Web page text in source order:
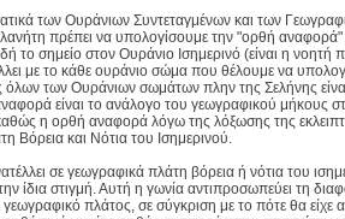
των Ουράνιων Συντεταγμένων και των
πρέπει να υπολογίσουμε την "ορθή
το σημείο στον Ουράνιο Ισημερινό (είναι η νοητή
με το κάθε ουράνιο σώμα που θέλουμε να
όλων των Ουράνιων σωμάτων πλην της Σελήνης
είναι το ανάλογο του γεωγραφικού μήκους
η ορθή αναφορά λόγω της λόξωσης της
Βόρεια και Νότια του Ισημερινού.
σε γεωγραφικά πλάτη βόρεια ή νότια του
ίδια στιγμή. Αυτή η γωνία αντιπροσωπεύει τη
πλάτος, σε σύγκριση με το πότε θα είχε